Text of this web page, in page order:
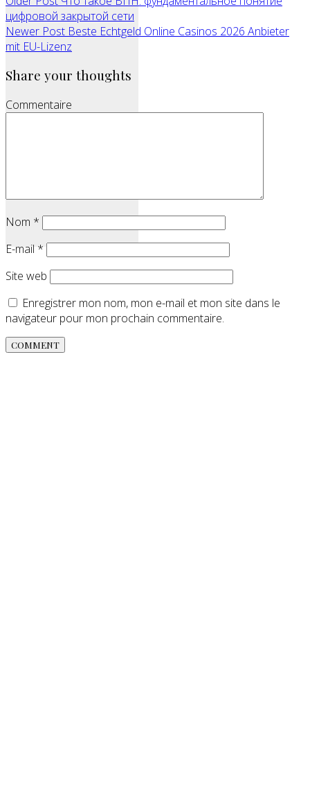
цифровой закрытой сети
Newer Post Beste Echtgeld Online Casinos 2026 Anbieter
mit EU-Lizenz
Share your thoughts
Commentaire
Nom *
E-mail *
Site web
Enregistrer mon nom, mon e-mail et mon site dans le
navigateur pour mon prochain commentaire.